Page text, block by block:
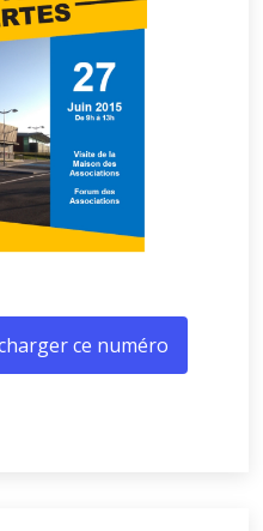
ce numéro